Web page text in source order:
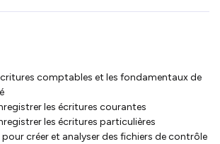
comptables et les fondamentaux de
les écritures courantes
les écritures particulières
pour créer et analyser des fichiers de contrôle